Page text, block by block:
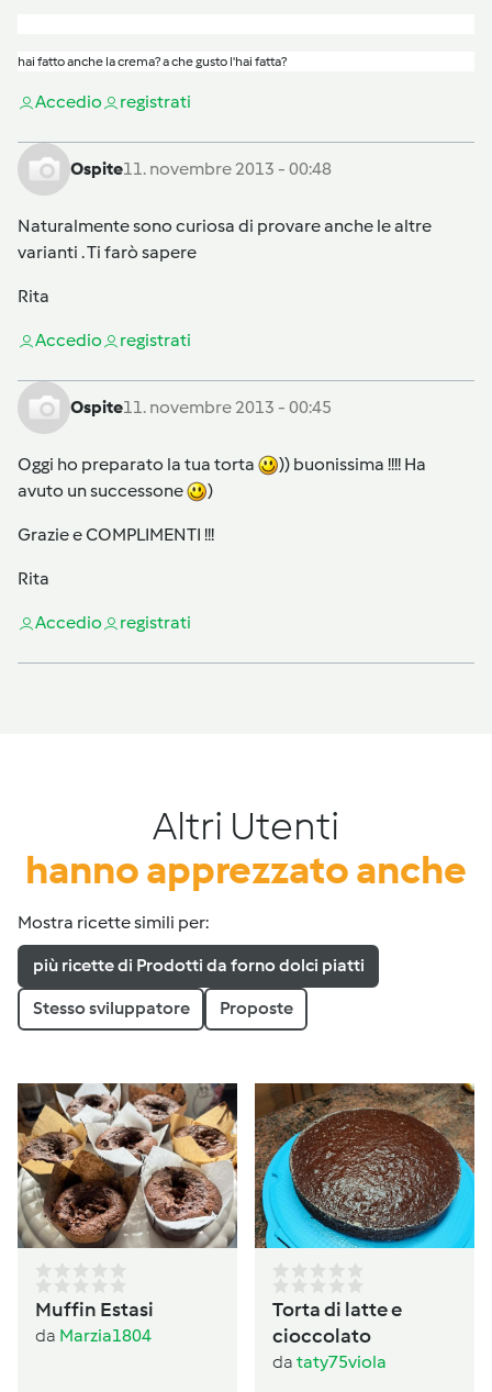
hai fatto anche la crema? a che gusto l'hai fatta?
Accedio registrati
Ospite11. novembre 2013 - 00:48
Naturalmente sono curiosa di provare anche le altre
varianti . Ti farò sapere
Rita
Accedio registrati
Ospite11. novembre 2013 - 00:45
Oggi ho preparato la tua torta
)) buonissima !!!! Ha
avuto un successone
)
Grazie e COMPLIMENTI !!!
Rita
Accedio registrati
Altri Utenti
hanno apprezzato anche
Mostra ricette simili per:
più ricette di Prodotti da forno dolci piatti
Stesso sviluppatore Proposte
Muffin Estasi
da Marzia1804
Torta di latte e
cioccolato
da taty75viola